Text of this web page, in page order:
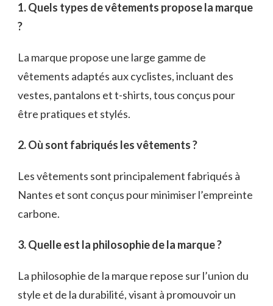
1. Quels types de vêtements propose la marque
?
La marque propose une large gamme de
vêtements adaptés aux cyclistes, incluant des
vestes, pantalons et t-shirts, tous conçus pour
être pratiques et stylés.
2. Où sont fabriqués les vêtements ?
Les vêtements sont principalement fabriqués à
Nantes et sont conçus pour minimiser l’empreinte
carbone.
3. Quelle est la philosophie de la marque ?
La philosophie de la marque repose sur l’union du
style et de la durabilité, visant à promouvoir un